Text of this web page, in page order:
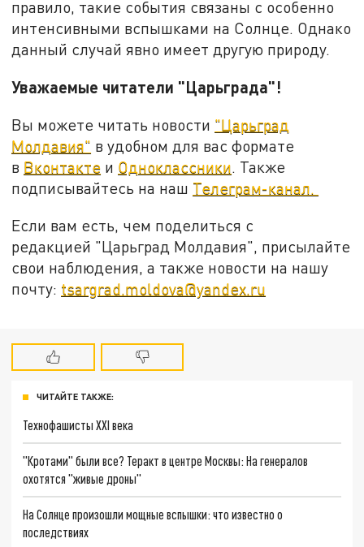
правило, такие события связаны с особенно
интенсивными вспышками на Солнце. Однако
данный случай явно имеет другую природу.
Уважаемые читатели "Царьграда"!
Вы можете читать новости "Царьград
Молдавия" в удобном для вас формате
в Вконтакте и Одноклассники. Также
подписывайтесь на наш Телеграм-канал.
Если вам есть, чем поделиться с
редакцией "Царьград Молдавия", присылайте
свои наблюдения, а также новости на нашу
почту: tsargrad.moldova@yandex.ru
ЧИТАЙТЕ ТАКЖЕ:
Технофашисты XXI века
"Кротами" были все? Теракт в центре Москвы: На генералов
охотятся "живые дроны"
На Солнце произошли мощные вспышки: что известно о
последствиях